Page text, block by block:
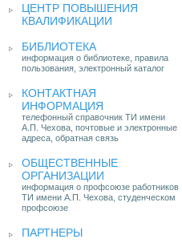
ЦЕНТР ПОВЫШЕНИЯ
КВАЛИФИКАЦИИ
БИБЛИОТЕКА
информация о библиотеке, правила
пользования, электронный каталог
КОНТАКТНАЯ
ИНФОРМАЦИЯ
телефонный справочник ТИ имени
А.П. Чехова, почтовые и электронные
адреса, обратная связь
ОБЩЕСТВЕННЫЕ
ОРГАНИЗАЦИИ
информация о профсоюзе работников
ТИ имени А.П. Чехова, студенческом
профсоюзе
ПАРТНЕРЫ